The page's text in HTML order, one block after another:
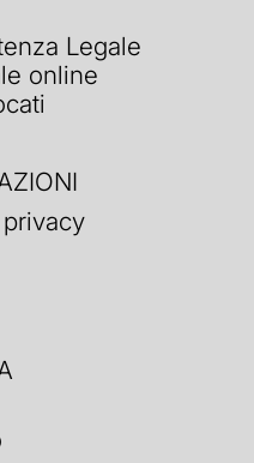
Legale
online